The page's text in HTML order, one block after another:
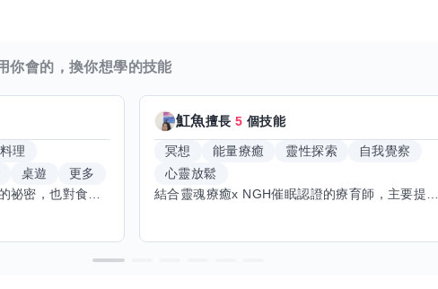
你會的，換你想學的技能
理
桌遊
更多
喜歡在廚房裡探索各種中式料理的祕密，也對食材的挑選和搭配充滿熱情。平常生活裡，簡餐料理是我的拿手好戲，讓人輕鬆又滿足。最近開始對手繪、攝影和影片剪輯有濃厚興趣，想找伙伴一起學習交換技能，互相激盪創意！希望能和你一起開心成長，分享不只是技術，更是快樂和靈感的碰撞。
魟魚擅長5 個技能
冥想 能量療癒 靈性探索
自我覺察
心靈放鬆
結合靈魂療癒x NGH催眠認證的療育師，主要提供潛意識探索和靈魂導向的催眠療育。你會全程100%清醒跟我對話。